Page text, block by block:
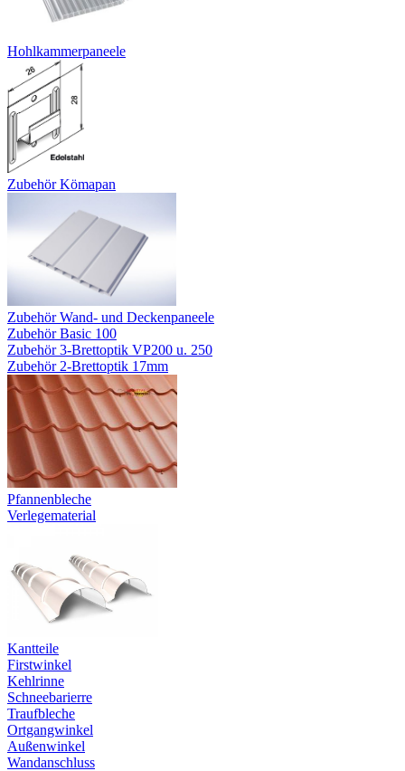
Hohlkammerpaneele
Zubehör Kömapan
Zubehör Wand- und Deckenpaneele
Zubehör Basic 100
Zubehör 3-Brettoptik VP200 u. 250
Zubehör 2-Brettoptik 17mm
Pfannenbleche
Verlegematerial
Kantteile
Firstwinkel
Kehlrinne
Schneebarierre
Traufbleche
Ortgangwinkel
Außenwinkel
Wandanschluss